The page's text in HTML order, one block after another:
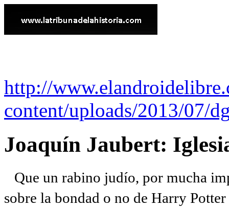
http://
content/uploads/2013/07/
Joaquín Jaubert:
Que un rabino judío, por mucha
sobre la bondad o no de Harry